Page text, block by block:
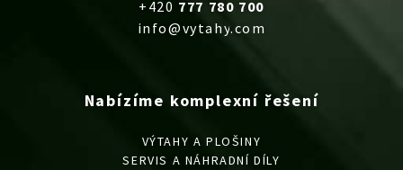
Nabízíme komplexní řešení
VÝTAHY A PLOŠINY
SERVIS A NÁHRADNÍ DÍLY
+420 777 780 700
info@vytahy.com